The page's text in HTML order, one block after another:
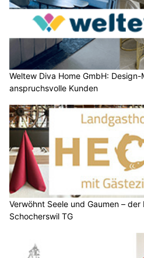
Weltew Diva Home GmbH:
anspruchsvolle Kunden
Verwöhnt Seele und Gaumen –
Schocherswil TG